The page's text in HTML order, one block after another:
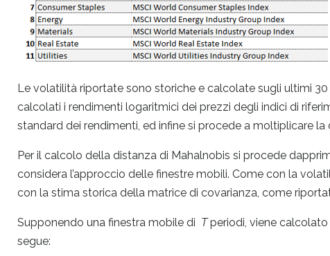
Le volatilità riportate sono storiche e calcolate sugli ultimi
calcolati i rendimenti logaritmici dei prezzi degli indici di
standard dei rendimenti, ed infine si procede a moltiplicare
Per il calcolo della distanza di Mahalnobis si procede
considera l’approccio delle finestre mobili. Come con la
con la stima storica della matrice di covarianza, come
Supponendo una finestra mobile di Tperiodi, viene
segue: